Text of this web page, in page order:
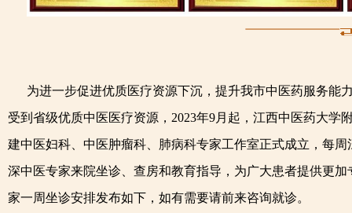
为进一步促进优质医疗资源下沉，提升我市中医药服务能
受到省级优质中医医疗资源，2023年9月起，江西中医药大学
建中医妇科、中医肿瘤科、肺病科专家工作室正式成立，每
深中医专家来院坐诊、查房和教育指导，为广大患者提供更
家一周坐诊安排发布如下，如有需要请前来咨询就诊。